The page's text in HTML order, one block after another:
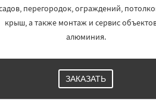
перегородок, ограждений,
крыш, а также монтаж и сервис
алюминия.
ЗАКАЗАТЬ